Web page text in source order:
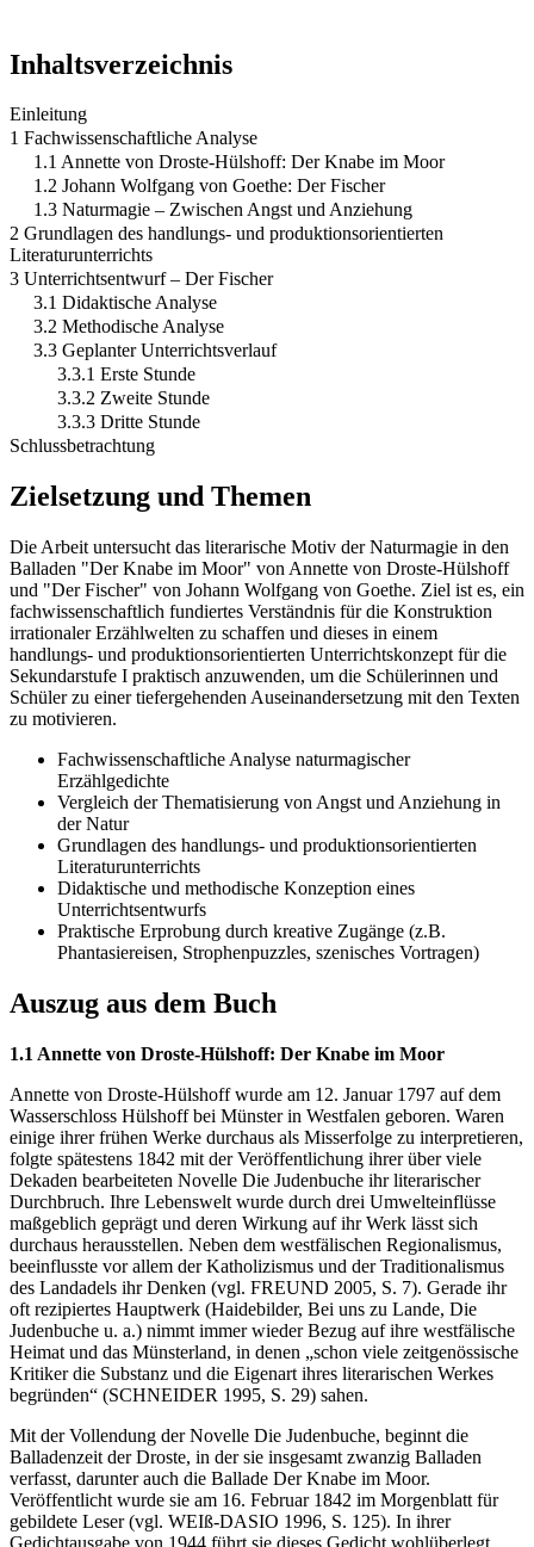
Inhaltsverzeichnis
Einleitung
1 Fachwissenschaftliche Analyse
1.1 Annette von Droste-Hülshoff: Der Knabe im Moor
1.2 Johann Wolfgang von Goethe: Der Fischer
1.3 Naturmagie – Zwischen Angst und Anziehung
2 Grundlagen des handlungs- und produktionsorientierten
Literaturunterrichts
3 Unterrichtsentwurf – Der Fischer
3.1 Didaktische Analyse
3.2 Methodische Analyse
3.3 Geplanter Unterrichtsverlauf
3.3.1 Erste Stunde
3.3.2 Zweite Stunde
3.3.3 Dritte Stunde
Schlussbetrachtung
Zielsetzung und Themen
Die Arbeit untersucht das literarische Motiv der Naturmagie in den
Balladen "Der Knabe im Moor" von Annette von Droste-Hülshoff
und "Der Fischer" von Johann Wolfgang von Goethe. Ziel ist es, ein
fachwissenschaftlich fundiertes Verständnis für die Konstruktion
irrationaler Erzählwelten zu schaffen und dieses in einem
handlungs- und produktionsorientierten Unterrichtskonzept für die
Sekundarstufe I praktisch anzuwenden, um die Schülerinnen und
Schüler zu einer tiefergehenden Auseinandersetzung mit den Texten
zu motivieren.
Fachwissenschaftliche Analyse naturmagischer
Erzählgedichte
Vergleich der Thematisierung von Angst und Anziehung in
der Natur
Grundlagen des handlungs- und produktionsorientierten
Literaturunterrichts
Didaktische und methodische Konzeption eines
Unterrichtsentwurfs
Praktische Erprobung durch kreative Zugänge (z.B.
Phantasiereisen, Strophenpuzzles, szenisches Vortragen)
Auszug aus dem Buch
1.1 Annette von Droste-Hülshoff: Der Knabe im Moor
Annette von Droste-Hülshoff wurde am 12. Januar 1797 auf dem
Wasserschloss Hülshoff bei Münster in Westfalen geboren. Waren
einige ihrer frühen Werke durchaus als Misserfolge zu interpretieren,
folgte spätestens 1842 mit der Veröffentlichung ihrer über viele
Dekaden bearbeiteten Novelle Die Judenbuche ihr literarischer
Durchbruch. Ihre Lebenswelt wurde durch drei Umwelteinflüsse
maßgeblich geprägt und deren Wirkung auf ihr Werk lässt sich
durchaus herausstellen. Neben dem westfälischen Regionalismus,
beeinflusste vor allem der Katholizismus und der Traditionalismus
des Landadels ihr Denken (vgl. FREUND 2005, S. 7). Gerade ihr
oft rezipiertes Hauptwerk (Haidebilder, Bei uns zu Lande, Die
Judenbuche u. a.) nimmt immer wieder Bezug auf ihre westfälische
Heimat und das Münsterland, in denen „schon viele zeitgenössische
Kritiker die Substanz und die Eigenart ihres literarischen Werkes
begründen“ (SCHNEIDER 1995, S. 29) sahen.
Mit der Vollendung der Novelle Die Judenbuche, beginnt die
Balladenzeit der Droste, in der sie insgesamt zwanzig Balladen
verfasst, darunter auch die Ballade Der Knabe im Moor.
Veröffentlicht wurde sie am 16. Februar 1842 im Morgenblatt für
gebildete Leser (vgl. WEIß-DASIO 1996, S. 125). In ihrer
Gedichtausgabe von 1944 führt sie dieses Gedicht wohlüberlegt